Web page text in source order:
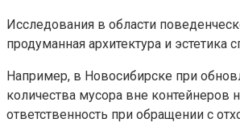
Исследования в области
продуманная архитектура и
Например, в Новосибирске при
количества мусора вне
ответственность при обращении с